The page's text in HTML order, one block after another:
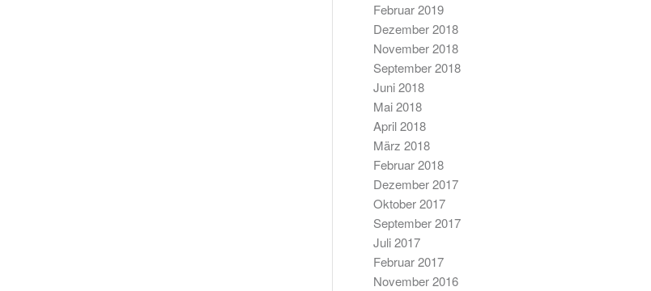
Februar 2019
Dezember 2018
November 2018
September 2018
Juni 2018
Mai 2018
April 2018
März 2018
Februar 2018
Dezember 2017
Oktober 2017
September 2017
Juli 2017
Februar 2017
November 2016